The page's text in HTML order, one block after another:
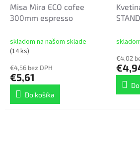
Misa Mira ECO cofee
300mm espresso
skladom na našom sklade
(14 ks)
€4,56 bez DPH
€5,61
Do košíka
€4,02